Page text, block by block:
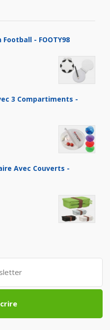
- FOOTY98
3 Compartiments -
Avec Couverts -